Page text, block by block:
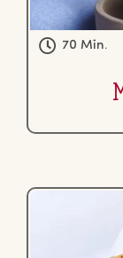
70 Min.